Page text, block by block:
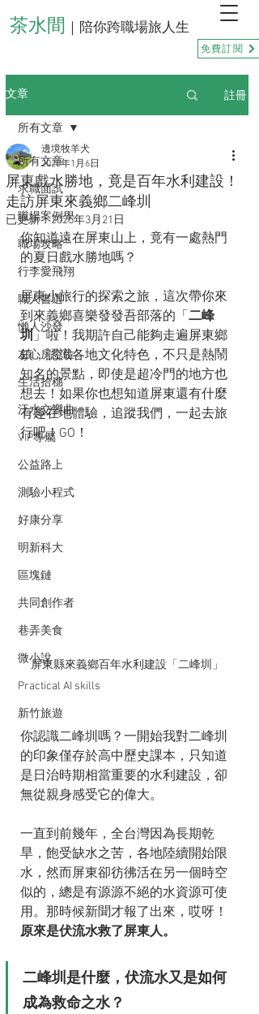
茶水間 ｜陪你跨職場旅人生
免費訂閱
文章 註冊
所有文章
求職面試
職場案例學
職場攻略
行李愛飛翔
職人書選
懶人沙發
左心房空位
生活拾穗
汗水交響曲
VIP專屬
公益路上
測驗小程式
好康分享
明新科大
區塊鏈
共同創作者
巷弄美食
微小說
Practical AI skills
新竹旅遊
所有文章
屏東戲水勝地，竟是百年水利建設！
走訪屏東來義鄉二峰圳
邊境牧羊犬
2025年1月6日
已更新：2025年3月21日
你知道遠在屏東山上，竟有一處熱門
的夏日戲水勝地嗎？
屏東小旅行的探索之旅，這次帶你來
到來義鄉喜樂發發吾部落的「 二峰
圳 」啦！我期許自己能夠走遍屏東鄉
鎮，認識各地文化特色，不只是熱鬧
知名的景點，即使是超冷門的地方也
想去！如果你也想知道屏東還有什麼
有趣在地體驗，追蹤我們，一起去旅
行吧！GO！
屏東縣來義鄉百年水利建設「二峰圳」
你認識二峰圳嗎？一開始我對二峰圳
的印象僅存於高中歷史課本，只知道
是日治時期相當重要的水利建設，卻
無從親身感受它的偉大。
一直到前幾年，全台灣因為長期乾
旱，飽受缺水之苦，各地陸續開始限
水，然而屏東卻彷彿活在另一個時空
似的，總是有源源不絕的水資源可使
用。那時候新聞才報了出來，哎呀！
原來是伏流水救了屏東人。
二峰圳是什麼，伏流水又是如何
成為救命之水？